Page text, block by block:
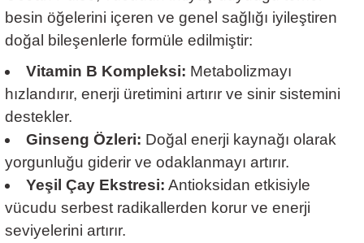
besin öğelerini içeren ve genel sağlığı iyileştiren
doğal bileşenlerle formüle edilmiştir:
Vitamin B Kompleksi: Metabolizmayı
hızlandırır, enerji üretimini artırır ve sinir sistemini
destekler.
Ginseng Özleri: Doğal enerji kaynağı olarak
yorgunluğu giderir ve odaklanmayı artırır.
Yeşil Çay Ekstresi: Antioksidan etkisiyle
vücudu serbest radikallerden korur ve enerji
seviyelerini artırır.